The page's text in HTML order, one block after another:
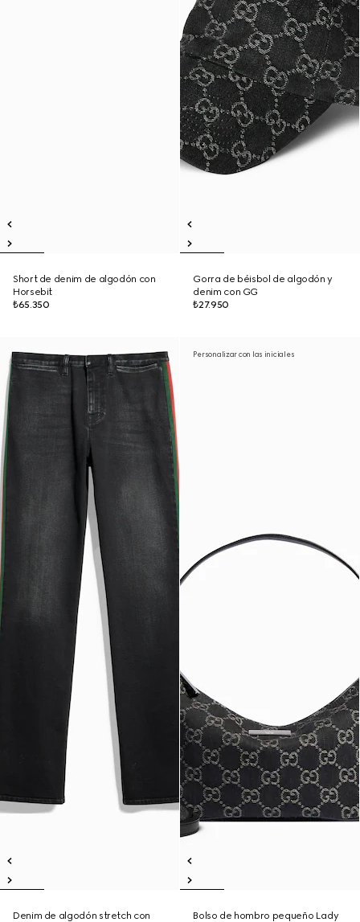
Short de denim de algodón con
Horsebit
₺65.350
Gorra de béisbol de algodón y
denim con GG
₺27.950
Denim de algodón stretch con
Personalizar con las iniciales
Bolso de hombro pequeño Lady